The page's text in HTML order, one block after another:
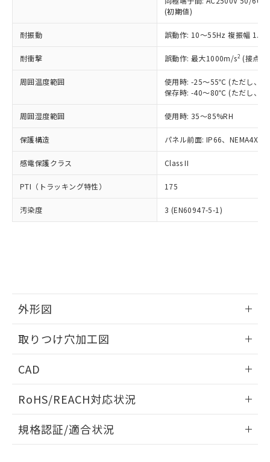
(初期値)
耐振動 誤動作: 10～55Hz 複振幅
耐衝撃 誤動作: 最大1000m/s2 (接点
周囲温度範囲
使用時: -25～55℃ (ただし、氷
保存時: -40～80℃ (ただし、氷
周囲湿度範囲 使用時: 35～85%RH
保護構造 パネル前面: IP66、NEMA4X,
感電保護クラス Class II
PTI（トラッキング特性） 175
汚染度 3 (EN60947-5-1)
外形図
取りつけ穴加工図
CAD
ドすることができます。
ログイン/会員登録
RoHS/REACH対応状況
EU RoHS 注意事項・凡例
規格認証/適合状況
正式な納期状況および標準価格はお客
様のお取引先、またはお客様担当のオ
ムロン制御機器販売店・当社販売員に
オムロン制御機器販売店や当社販売拠
販売ネットワーク
」をご確認
事前の承諾なく第三者に漏洩または開
示しないようお願いします。
マイパーツ機能（部品リスト作成サー
ビス）をご利用いただくには、I-Web
メンバーズにご登録されている必要が
あります。
お客様が当ウェブサイト上で当社にご
登録された部品リストについて、当社
および当社の共同利用者が、当社の製
(PBDE) 1000ppm以下、フタル酸ビス(2-エチルヘキシ
ル) (DEHP)(別名：DOP) 1000ppm以下、フタル酸ブチ
（DBP） 1000ppm以下、フタル酸ジイソブチル
但し、RoHS指令で産業用監視および制御機器に対する
フタル酸エステル類の４物質については閾値を超える意
図的な使用がないことを確認しています。
※2 対応予定月
部品在庫の切り替え状況などにより、予定
月が前後することがあります。
※3 非含有証明書ダウンロード
※本証明書は発行日時点で非含有を証明す
るもので、過去に遡って非含有を証明する
また、RoHS指令のフタル酸エステル類４
物質の対応では、対応完了までの期間は出
荷製品に未対応品が混在することから備考
既に当社にて対応品への在庫切替を完了
していることから、特段のことがない限
り、2022年1月12日より割愛しておりま
ニル類) : 1000ppm、 PBDEs(ポリ臭化ジフェニルエーテ
イソブチル) : 1000ppm、 BBP(フタル酸ブチルベンジ
DEHP(フタル酸ビス(2-エチルヘキシル)) : 1000ppm
「ｅ」：有害物質（10物質）のすべてが基
準値以下であることを示します。
「10」：通常の使用状況下において有害物
質が外部に漏えいし、環境に深刻な影響を
及ぼさない年数を意味します。
い合わせください。
当社は規制貨物を破棄する場合は、完
全に破砕するなど、違法に輸出されな
いよう必要な手段を講じます。
当社は貴社製品を、核兵器、ミサイ
ル、化学兵器、生物兵器またはその他
武器並びにこれらの製造装置等に一切
当社は、貴社製品を第三者に販売する
場合は、上記1、2および3の内容を当
該第三者に通知します。また当社は、
販売先および販売に係わる関係者が違
り引きをいたしません。
一定数以上の在庫あり
一定数には満たないが在庫あり
在庫なし(最新の在庫状況につ
いては、お客様のお取引先、ま
たはお客様担当のオムロン制御
機器販売店・当社販売員にご確
白
受注生産機種、また在庫状況の
情報を公開していない機種